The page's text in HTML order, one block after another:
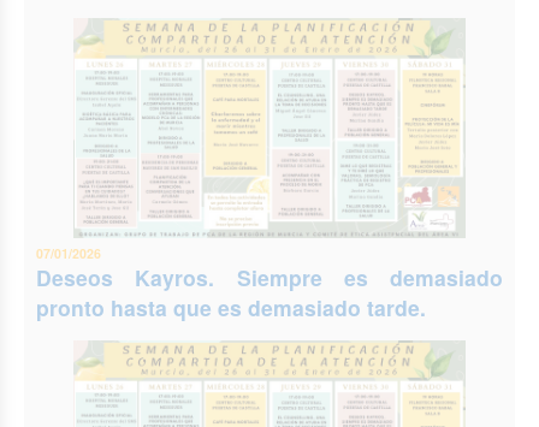
07/01/2026
Deseos Kayros. Siempre es demasiado
pronto hasta que es demasiado tarde.